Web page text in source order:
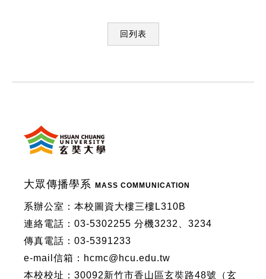
回列表
大眾傳播學系 MASS COMMUNICATION
系辦公室：本校圖資大樓三樓L310B
連絡電話：03-5302255 分機3232、3234
傳真電話：03-5391233
e-mail信箱：hcmc@hcu.edu.tw
本校校址：30092新竹市香山區玄奘路48號（玄